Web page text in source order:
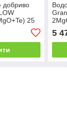
добриво
25
5